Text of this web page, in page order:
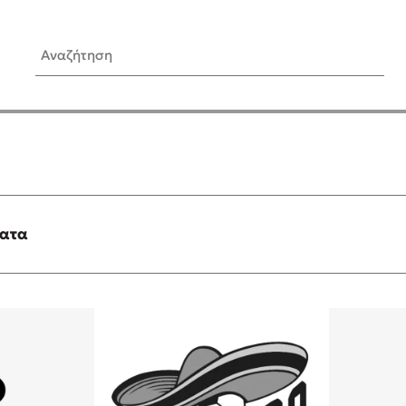
Αναζήτηση
είναι «το πρόβλημα»
Τι είναι η
Δανάη Δεληγεώργη απαντά!
Συγχαρητήρια, Πέθανες!